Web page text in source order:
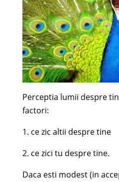
Perceptia lumii despre
factori:
1. ce zic altii despre tine
2. ce zici tu despre tine.
Daca esti modest (in